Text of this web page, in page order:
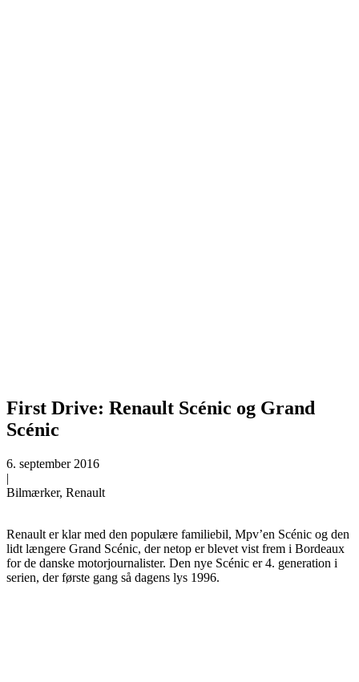
First Drive: Renault Scénic og Grand
Scénic
6. september 2016
|
Bilmærker, Renault
Renault er klar med den populære familiebil, Mpv’en Scénic og den
lidt længere Grand Scénic, der netop er blevet vist frem i Bordeaux
for de danske motorjournalister. Den nye Scénic er 4. generation i
serien, der første gang så dagens lys 1996.